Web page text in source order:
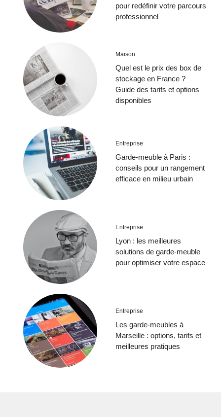
pour redéfinir votre parcours
professionnel
Maison
Quel est le prix des box de
stockage en France ?
Guide des tarifs et options
disponibles
Entreprise
Garde-meuble à Paris :
conseils pour un rangement
efficace en milieu urbain
Entreprise
Lyon : les meilleures
solutions de garde-meuble
pour optimiser votre espace
Entreprise
Les garde-meubles à
Marseille : options, tarifs et
meilleures pratiques